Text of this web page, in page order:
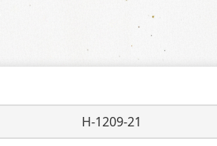
H-1209-21